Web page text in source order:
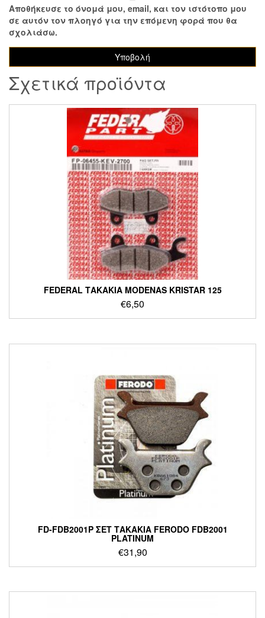
Αποθήκευσε το όνομά μου, email, και τον ιστότοπο μου
σε αυτόν τον πλοηγό για την επόμενη φορά που θα
σχολιάσω.
Σχετικά προϊόντα
FEDERAL ΤΑΚΑΚΙΑ MODENAS KRISTAR 125
€6,50
FD-FDB2001P ΣΕΤ ΤΑΚΑΚΙΑ FERODO FDB2001
PLATINUM
€31,90